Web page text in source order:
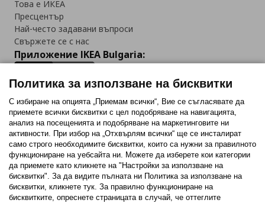
Това е ИКЕА
Пресцентър
Най-често задавани въпроси
Свържете се с нас
Приложение IKEA Bulgaria:
Последвайте ни:
FacebookTwitterYoutubePinterestInstagram
Политика за използване на бисквитки
С избиране на опцията „Приемам всички“, Вие се съгласявате да
приемете всички бисквитки с цел подобряване на навигацията,
анализ на посещенията и подобряване на маркетинговите ни
активности. При избор на „Отхвърлям всички“ ще се инсталират
само строго необходимитe бисквитки, които са нужни за правилното
функциониране на уебсайта ни. Можете да изберете кои категории
да приемете като кликнете на "Настройки за използване на
бисквитки". За да видите пълната ни Политика за използване на
бисквитки, кликнете тук. За правилно функциониране на
бисквитките, опреснете страницата в случай, че оттеглите